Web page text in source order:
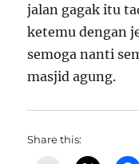
jalan gagak itu
ketemu dengan
semoga nanti
masjid agung.
Share this: